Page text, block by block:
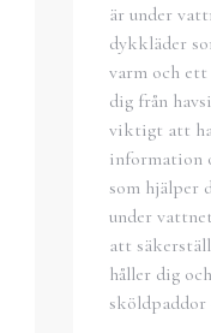
är under
dykkläder
varm och
dig från
viktigt att
information
som hjälper
under
att
håller dig